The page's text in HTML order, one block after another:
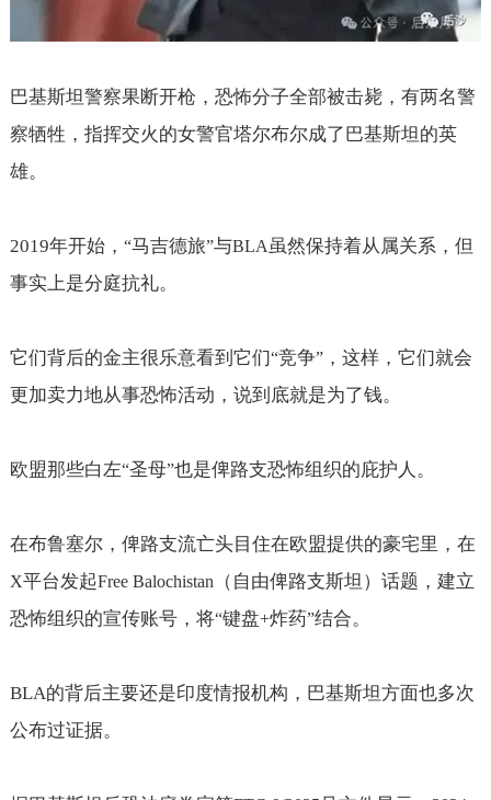
巴基斯坦警察果断开枪，恐怖分子全部被击毙，有两名警
察牺牲，指挥交火的女警官塔尔布尔成了巴基斯坦的英
雄。
2019年开始， “马吉德旅”与BLA 虽然保持着从属关系，但
事实上是分庭抗礼。
它们背后的金主很乐意看到它们“竞争”，这样，它们就会
更加卖力地从事恐怖活动，说到底就是为了钱。
欧盟那些白左“圣母”也是俾路支恐怖组织的庇护人。
在布鲁塞尔，俾路支流亡头目住在欧盟提供的豪宅里，在
X平台发起Free Balochistan
（自由俾路支斯坦）话题，建立
恐怖组织的宣传账号，将“键盘+炸药”结合。
BLA的背后主要还是印度情报机构，巴基斯坦方面也多次
公布过证据。